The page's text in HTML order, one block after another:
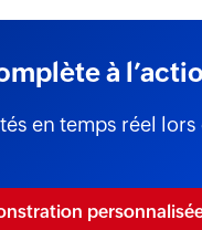
à
en temps réel